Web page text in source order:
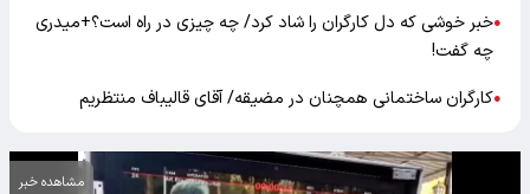
●خبر خوشی که دل کارگران را شاد کرد/ چه چیزی در راه است؟+میدری
چه گفت!
●کارگران ساختمانی همچنان در مضیقه/ آقای قالیباف منتظریم
مشاهده خبر